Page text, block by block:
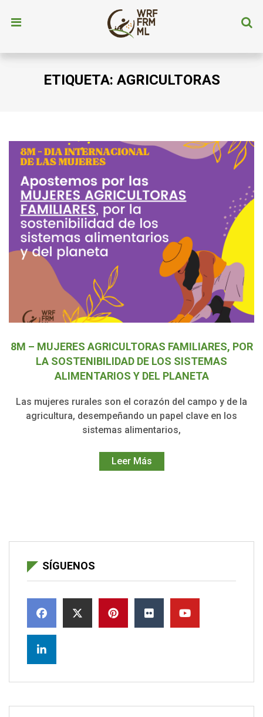
ETIQUETA: AGRICULTORAS
8M – MUJERES AGRICULTORAS FAMILIARES, POR
LA SOSTENIBILIDAD DE LOS SISTEMAS
ALIMENTARIOS Y DEL PLANETA
Las mujeres rurales son el corazón del campo y de la
agricultura, desempeñando un papel clave en los
sistemas alimentarios,
Leer Más
SÍGUENOS